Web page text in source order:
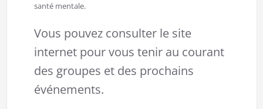
santé mentale.
Vous pouvez consulter le site
internet pour vous tenir au courant
des groupes et des prochains
événements.